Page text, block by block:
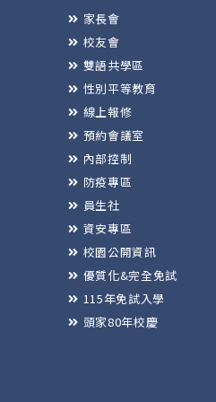
家長會
校友會
雙語共學區
性別平等教育
線上報修
預約會議室
內部控制
防疫專區
員生社
資安專區
校園公開資訊
優質化&完全免試
115年免試入學
頭家80年校慶